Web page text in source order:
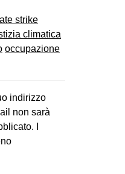
strike
climatica
occupazione
indirizzo
non sarà